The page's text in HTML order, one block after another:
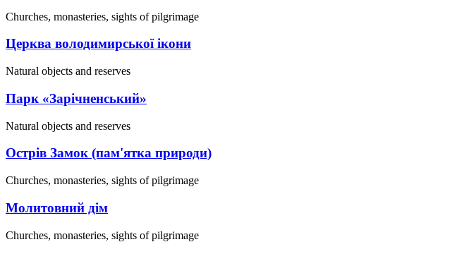
Churches, monasteries, sights of pilgrimage
Церква володимирської ікони
Natural objects and reserves
Парк «Зарічненський»
Natural objects and reserves
Острів Замок (пам'ятка природи)
Churches, monasteries, sights of pilgrimage
Молитовний дім
Churches, monasteries, sights of pilgrimage